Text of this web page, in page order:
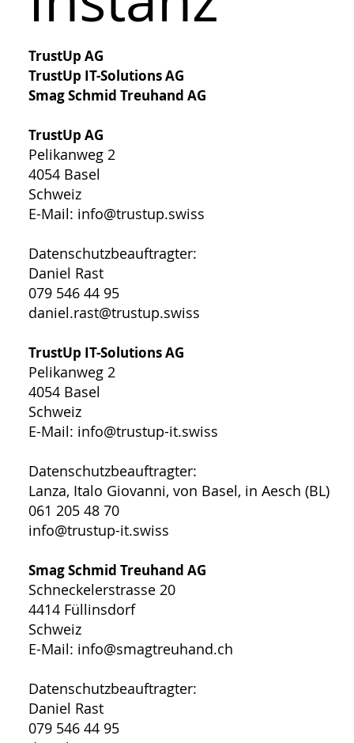
TrustUp AG
TrustUp IT-Solutions AG
Smag Schmid Treuhand AG
TrustUp AG
Pelikanweg 2
4054 Basel
Schweiz
E-Mail: info@trustup.swiss
Datenschutzbeauftragter:
Daniel Rast
079 546 44 95
daniel.rast@trustup.swiss
TrustUp IT-Solutions AG
Pelikanweg 2
4054 Basel
Schweiz
E-Mail: info@trustup-it.swiss
Datenschutzbeauftragter:
Lanza, Italo Giovanni, von Basel, in Aesch (BL)
061 205 48 70
info@trustup-it.swiss
Smag Schmid Treuhand AG
Schneckelerstrasse 20
4414 Füllinsdorf
Schweiz
E-Mail: info@smagtreuhand.ch
Datenschutzbeauftragter:
Daniel Rast
079 546 44 95